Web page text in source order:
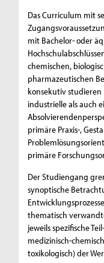
Das Curriculum mit
mit Bachelor- oder
chemischen,
pharmazeutischen
konsekutiv studieren
industrielle als auch
primäre Praxis-,
primäre
Der Studiengang
synoptische
thematisch
jeweils spezifische
medizinisch-
toxikologisch) der